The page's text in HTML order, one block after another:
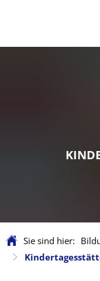
Sie sind hier: